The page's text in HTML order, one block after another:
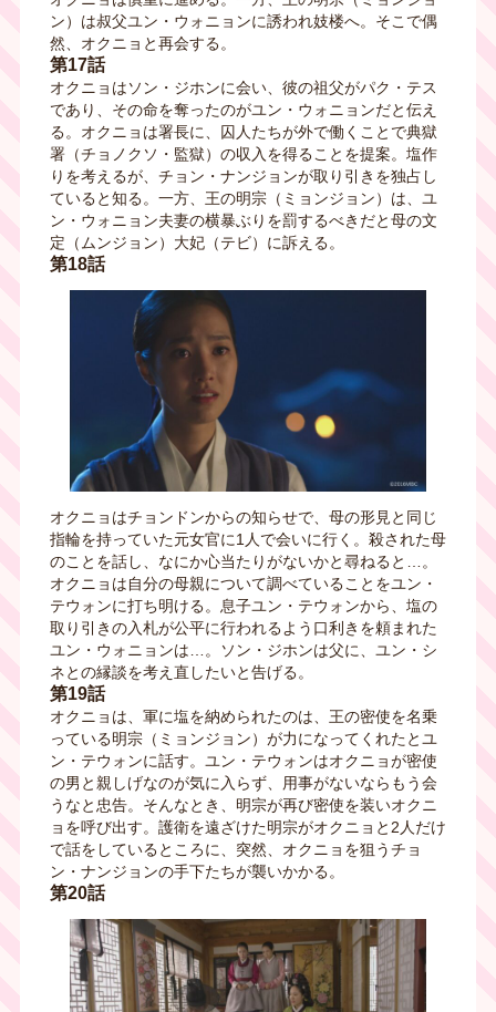
ン）は叔父ユン・ウォニョンに誘われ妓楼へ。そこで偶
然、オクニョと再会する。
第17話
オクニョはソン・ジホンに会い、彼の祖父がパク・テス
であり、その命を奪ったのがユン・ウォニョンだと伝え
る。オクニョは署長に、囚人たちが外で働くことで典獄
署（チョノクソ・監獄）の収入を得ることを提案。塩作
りを考えるが、チョン・ナンジョンが取り引きを独占し
ていると知る。一方、王の明宗（ミョンジョン）は、ユ
ン・ウォニョン夫妻の横暴ぶりを罰するべきだと母の文
定（ムンジョン）大妃（テビ）に訴える。
第18話
オクニョはチョンドンからの知らせで、母の形見と同じ
指輪を持っていた元女官に1人で会いに行く。殺された母
のことを話し、なにか心当たりがないかと尋ねると…。
オクニョは自分の母親について調べていることをユン・
テウォンに打ち明ける。息子ユン・テウォンから、塩の
取り引きの入札が公平に行われるよう口利きを頼まれた
ユン・ウォニョンは…。ソン・ジホンは父に、ユン・シ
ネとの縁談を考え直したいと告げる。
第19話
オクニョは、軍に塩を納められたのは、王の密使を名乗
っている明宗（ミョンジョン）が力になってくれたとユ
ン・テウォンに話す。ユン・テウォンはオクニョが密使
の男と親しげなのが気に入らず、用事がないならもう会
うなと忠告。そんなとき、明宗が再び密使を装いオクニ
ョを呼び出す。護衛を遠ざけた明宗がオクニョと2人だけ
で話をしているところに、突然、オクニョを狙うチョ
ン・ナンジョンの手下たちが襲いかかる。
第20話